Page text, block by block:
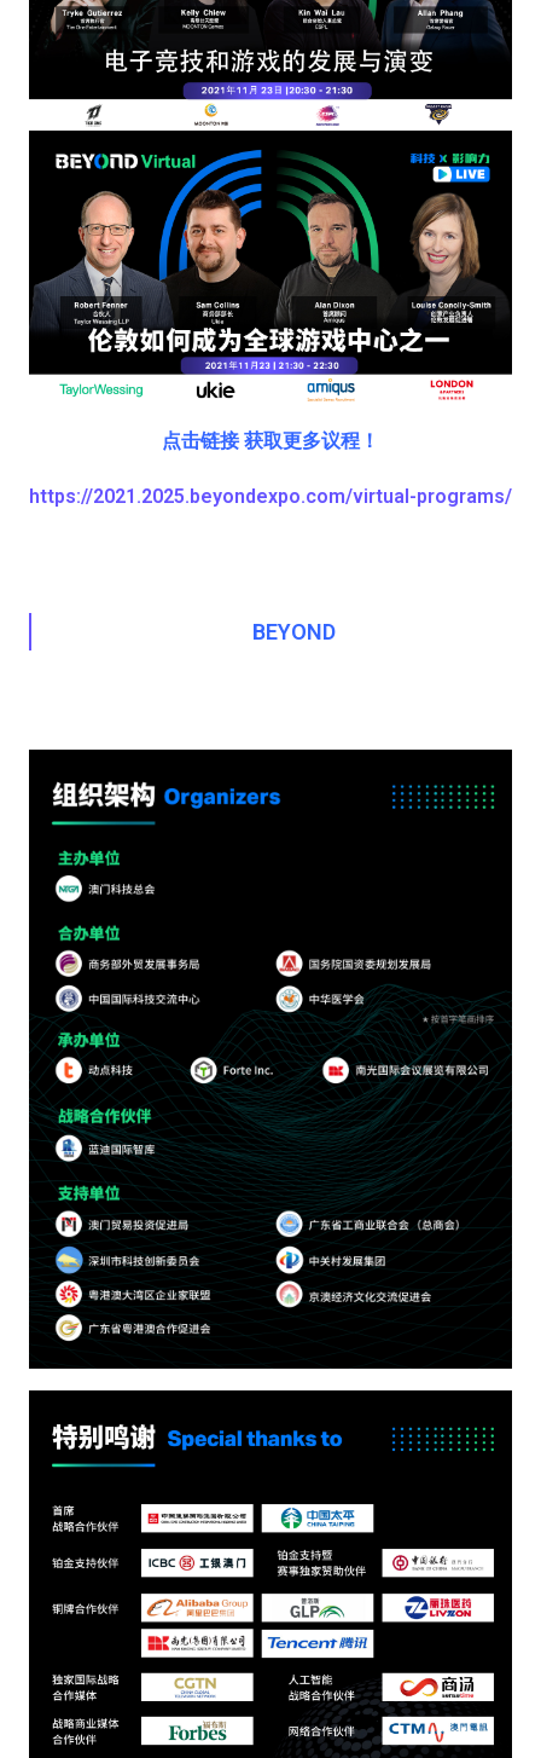
点击链接 获取更多议程！
https://2021.2025.beyondexpo.com/virtual-programs/​
BEYOND